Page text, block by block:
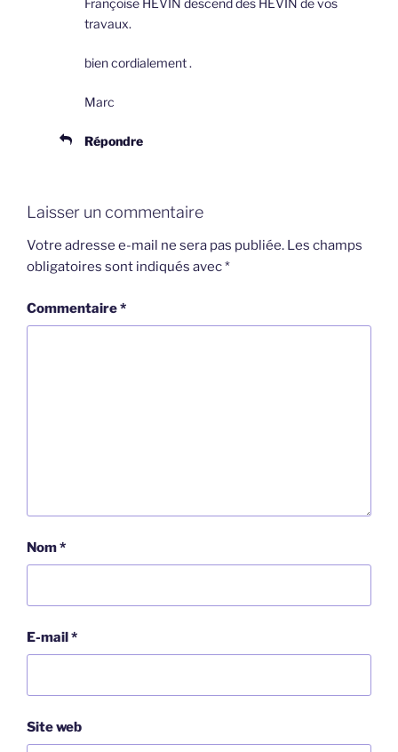
Françoise HEVIN descend des HEVIN de vos
travaux.
bien cordialement .
Marc
Répondre
Laisser un commentaire
Votre adresse e-mail ne sera pas publiée. Les champs
obligatoires sont indiqués avec*
Commentaire*
Nom*
E-mail*
Site web